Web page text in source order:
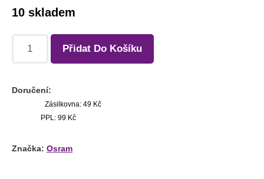
10 skladem
Přidat Do Košíku
Doručení:
Zásilkovna: 49 Kč
PPL: 99 Kč
Značka: Osram